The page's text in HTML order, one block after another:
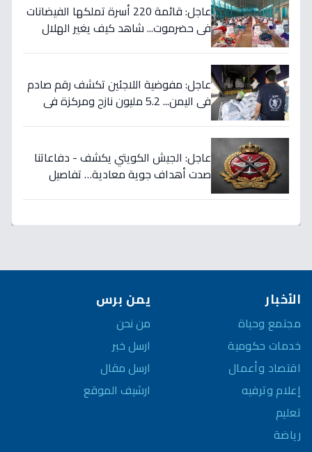
عاجل: قائمة 220 أسرة تملكها الفيضانات
في حضرموت... شاهد كيف يغير الهلال
عاجل: مفوضية اللاجئين تكشف رقم صادم
في اليمن... 5.2 مليون نازح ومركزة في
عاجل: الجيش الكويتي يكشف - دفاعاتنا
صدت أهداف جوية معادية… تفاصيل
الأخبار
مجتمع وحياة
خدمات حكومية
اقتصاد وأعمال
إعلام وترفيه
تعليم
رياضة
يمن برس
من نحن
ارسل خبر
ارسل مقال
ارشيف الموقع